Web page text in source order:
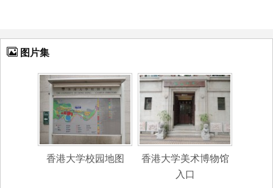
图片集
香港大学校园地图
香港大学美术博物馆
入口